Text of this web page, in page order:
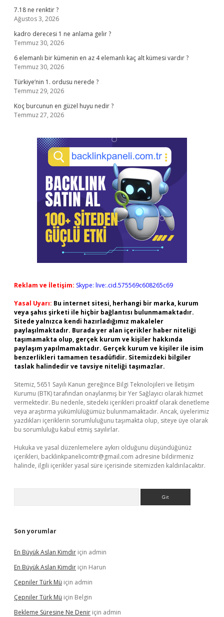
7.18 ne renktir ?
Ağustos 3, 2026
kadro derecesi 1 ne anlama gelir ?
Temmuz 30, 2026
6 elemanlı bir kümenin en az 4 elemanlı kaç alt kümesi vardır ?
Temmuz 30, 2026
Türkiye’nin 1. ordusu nerede ?
Temmuz 29, 2026
Koç burcunun en güzel huyu nedir ?
Temmuz 27, 2026
Reklam ve İletişim: Skype: live:.cid.575569c608265c69
Yasal Uyarı: Bu internet sitesi, herhangi bir marka, kurum
veya şahıs şirketi ile hiçbir bağlantısı bulunmamaktadır.
Sitede yalnızca kendi hazırladığımız makaleler
paylaşılmaktadır. Burada yer alan içerikler haber niteliği
taşımamakta olup, gerçek kurum ve kişiler hakkında
paylaşım yapılmamaktadır. Gerçek kurum ve kişiler ile isim
benzerlikleri tamamen tesadüfidir. Sitemizdeki bilgiler
taslak halindedir ve tavsiye niteliği taşımazlar.
Sitemiz, 5651 Sayılı Kanun gereğince Bilgi Teknolojileri ve İletişim
Kurumu (BTK) tarafından onaylanmış bir Yer Sağlayıcı olarak hizmet
vermektedir. Bu nedenle, sitedeki içerikleri proaktif olarak denetleme
veya araştırma yükümlülüğümüz bulunmamaktadır. Ancak, üyelerimiz
yazdıkları içeriklerin sorumluluğunu taşımakta olup, siteye üye olarak
bu sorumluluğu kabul etmiş sayılırlar.
Hukuka ve yasal düzenlemelere aykırı olduğunu düşündüğünüz
içerikleri, backlinkpanelicomtr@gmail.com adresine bildirmeniz
halinde, ilgili içerikler yasal süre içerisinde sitemizden kaldırılacaktır.
Son yorumlar
En Büyük Aslan Kimdir için admin
En Büyük Aslan Kimdir için Harun
Çepniler Türk Mü için admin
Çepniler Türk Mü için Belgin
Bekleme Süresine Ne Denir için admin